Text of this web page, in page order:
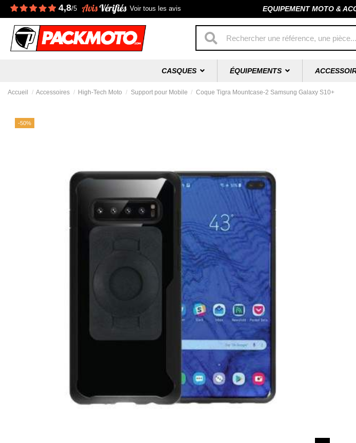
4,8/5 Voir tous les avis EQUIPEMENT MOTO &
CASQUES ÉQUIPEMENTS
Accueil Accessoires High-Tech Moto Support pour Mobile Coque Tigra Mountcase-2 Samsung Galaxy S10+
-50%